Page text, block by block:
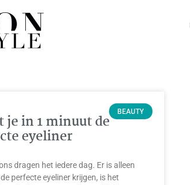
BEAUTY
je in 1 minuut de
eyeliner
dragen het iedere dag. Er is alleen
perfecte eyeliner krijgen, is het